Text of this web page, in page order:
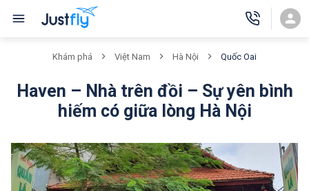
Khám phá Việt Nam Hà Nội Quốc Oai
Haven – Nhà trên đồi – Sự yên bình
hiếm có giữa lòng Hà Nội